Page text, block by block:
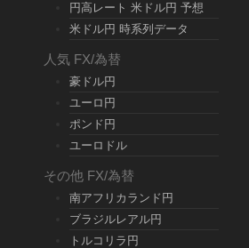
円高レート 米ドル円 予想
米ドル円 時系列データ
人気 FX/為替
豪ドル円
ユーロ円
ポンド円
ユーロドル
その他 FX/為替
南アフリカランド円
ブラジルレアル円
トルコリラ円